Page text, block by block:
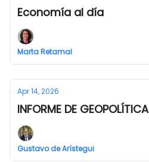
Economía al día
Marta Retamal
Apr 14, 2026
INFORME DE GEOPOLÍTICA
Gustavo de Arístegui